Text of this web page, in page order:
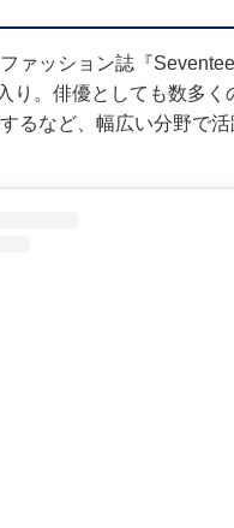
ァッション誌『
り。俳優としても数多
るなど、幅広い分野で